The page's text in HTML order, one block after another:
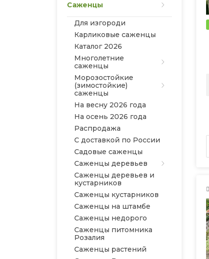
Саженцы
Для изгороди
Карликовые саженцы
Каталог 2026
Многолетние
саженцы
Морозостойкие
(зимостойкие)
саженцы
На весну 2026 года
На осень 2026 года
Распродажа
С доставкой по России
Садовые саженцы
Саженцы деревьев
Саженцы деревьев и
кустарников
Саженцы кустарников
Саженцы на штамбе
Саженцы недорого
Саженцы питомника
Розалия
Саженцы растений